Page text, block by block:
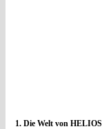
1. Die Welt von